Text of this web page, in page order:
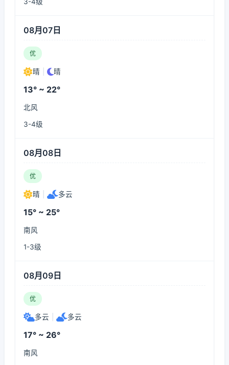
08月07日
优
晴 晴
13° ~ 22°
北风
3-4级
08月08日
优
晴 多云
15° ~ 25°
南风
1-3级
08月09日
优
多云 多云
17° ~ 26°
南风